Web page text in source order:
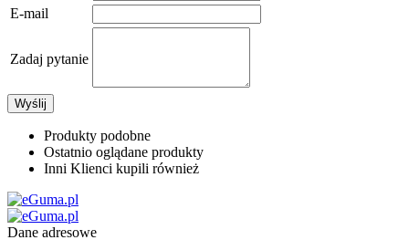
E-mail
Zadaj pytanie
Wyślij
Produkty podobne
Ostatnio oglądane produkty
Inni Klienci kupili również
Dane adresowe